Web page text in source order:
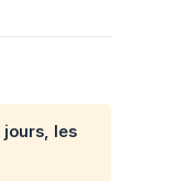
jours , les